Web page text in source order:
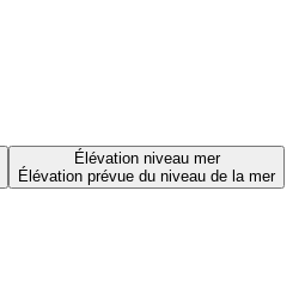
Élévation niveau mer
Élévation prévue du niveau de la mer